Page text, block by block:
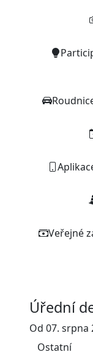
Veřejné
Úřední
Od 07. srpna
Ostatní